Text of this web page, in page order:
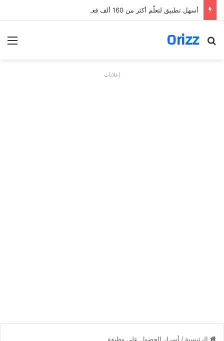
أسهل تطبيق لتعلّم أكثر من 160 ألف فعل بالألمانية
Orizz
بحث عن
إعلانات
الرئيسية / أسرار الحصول على وظيفة